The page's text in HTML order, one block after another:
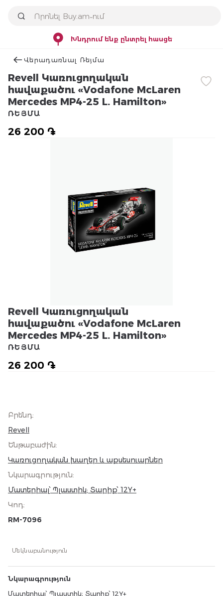
Խնդրում ենք ընտրել հասցե
Վերադառնալ Ռեյմա
Revell Կառուցողական
հավաքածու «Vodafone McLaren
Mercedes MP4-25 L. Hamilton»
26 200 ֏
ՌԵՅՄԱ
Revell Կառուցողական
հավաքածու «Vodafone McLaren
Mercedes MP4-25 L. Hamilton»
26 200 ֏
ՌԵՅՄԱ
Բրենդ:
Revell
Ենթաբաժին:
Կառուցողական խաղեր և աքսեսուարներ
Նկարագրություն:
Մատերիալ՝ Պլաստիկ; Տարիք՝ 12Y+
Կոդ:
RM-7096
Մեկնաբանություն
Նկարագրություն
Մատերիալ՝ Պլաստիկ; Տարիք՝ 12Y+